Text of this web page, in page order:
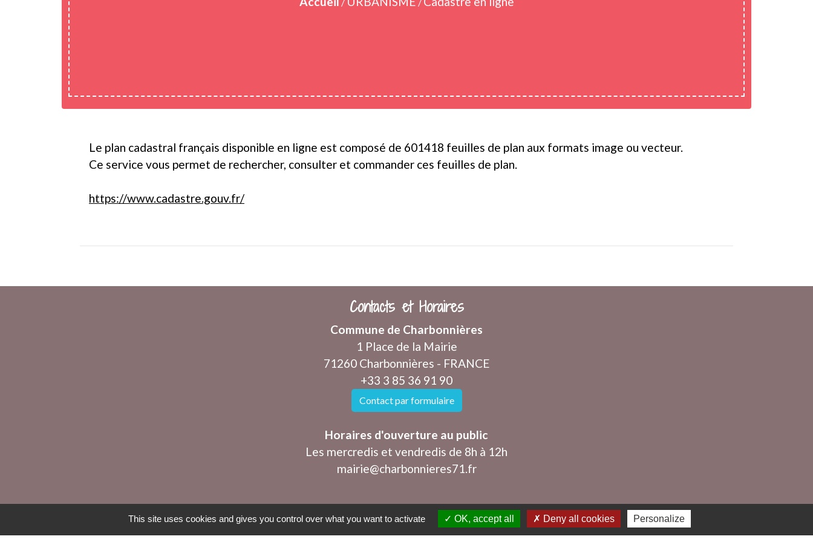
/ /
Le plan cadastral français disponible en ligne est composé de 601418 feuilles de plan aux formats image ou vecteur.
Ce service vous permet de rechercher, consulter et commander ces feuilles de plan.
https://www.cadastre.gouv.fr/
Contacts et Horaires
Commune de Charbonnières
1 Place de la Mairie
71260 Charbonnières - FRANCE
+33 3 85 36 91 90
Contact par formulaire
Horaires d'ouverture au public
Les mercredis et vendredis de 8h à 12h
mairie@charbonnieres71.fr
Accessibilité - Plan du site - Gestion des cookies
This site uses cookies and gives you control over what you want to activate OK, accept all Deny all cookies Personalize